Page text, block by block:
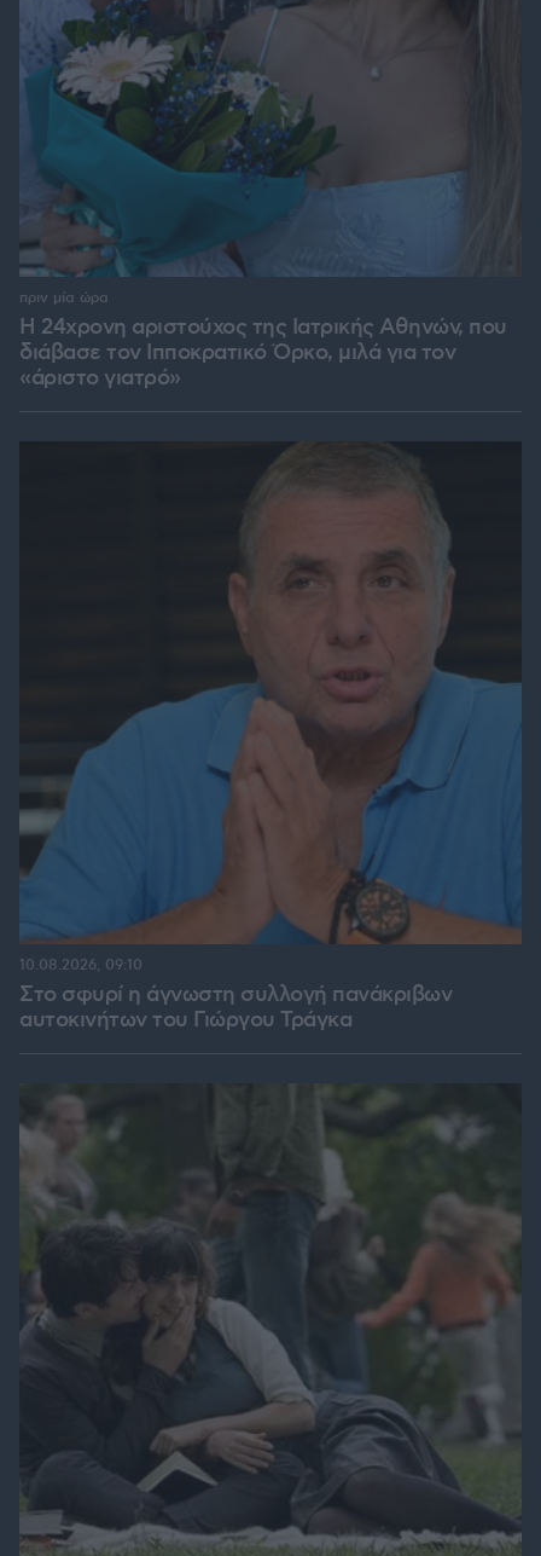
Η 24χρονη αριστούχος της Ιατρικής Αθηνών, που
διάβασε τον Ιπποκρατικό Όρκο, μιλά για τον
«άριστο γιατρό»
πριν μία ώρα
Στο σφυρί η άγνωστη συλλογή πανάκριβων
αυτοκινήτων του Γιώργου Τράγκα
10.08.2026, 09:10